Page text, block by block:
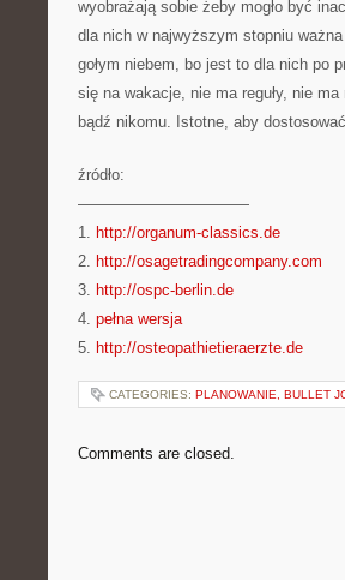
wyobrażają sobie żeby mogło być
dla nich w najwyższym stopniu
gołym niebem, bo jest to dla nich po
się na wakacje, nie ma reguły, nie
bądź nikomu. Istotne, aby
źródło:
———————————
1. http://organum-classics.de
2. http://osagetradingcompany.com
3. http://ospc-berlin.de
4. pełna wersja
5. http://osteopathietieraerzte.de
CATEGORIES: PLANOWANIE, BULLET
Comments are closed.